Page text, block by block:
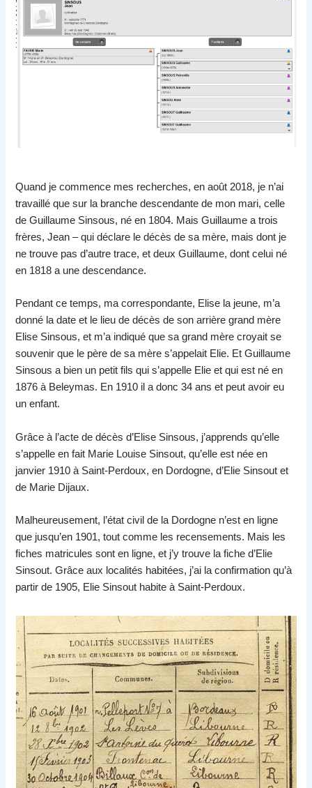
Quand je commence mes recherches, en août 2018, je n’ai
travaillé que sur la branche descendante de mon mari, celle
de Guillaume Sinsous, né en 1804. Mais Guillaume a trois
frères, Jean – qui déclare le décès de sa mère, mais dont je
ne trouve pas d’autre trace, et deux Guillaume, dont celui né
en 1818 a une descendance.
Pendant ce temps, ma correspondante, Elise la jeune, m’a
donné la date et le lieu de décès de son arrière grand mère
Elise Sinsous, et m’a indiqué que sa grand mère croyait se
souvenir que le père de sa mère s’appelait Elie. Et Guillaume
Sinsous a bien un petit fils qui s’appelle Elie et qui est né en
1876 à Beleymas. En 1910 il a donc 34 ans et peut avoir eu
un enfant.
Grâce à l’acte de décès d’Elise Sinsous, j’apprends qu’elle
s’appelle en fait Marie Louise Sinsout, qu’elle est née en
janvier 1910 à Saint-Perdoux, en Dordogne, d’Elie Sinsout et
de Marie Dijaux.
Malheureusement, l’état civil de la Dordogne n’est en ligne
que jusqu’en 1901, tout comme les recensements. Mais les
fiches matricules sont en ligne, et j’y trouve la fiche d’Elie
Sinsout. Grâce aux localités habitées, j’ai la confirmation qu’à
partir de 1905, Elie Sinsout habite à Saint-Perdoux.